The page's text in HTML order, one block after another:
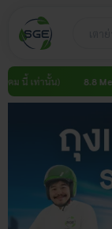
content
8.8 Mega Sale ลด